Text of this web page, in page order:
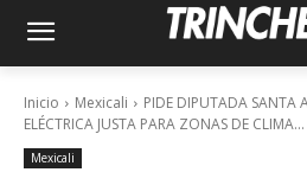
Inicio Mexicali
PIDE DIPUTADA SANTA
ELÉCTRICA JUSTA PARA ZONAS DE CLIMA...
Mexicali